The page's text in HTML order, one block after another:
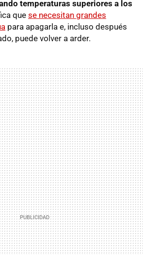
temperaturas superiores a los
que se necesitan grandes
para apagarla e, incluso después
puede volver a arder.